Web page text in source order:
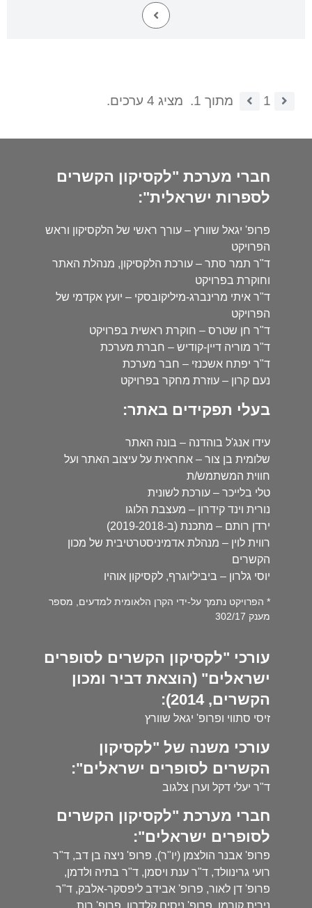
1 מתוך 1. מציג 4 ערכים.
חברי מערכת "לקסיקון הקשרים
לספרות ישראלית":
פרופ' יגאל שוורץ – עורך ראשי של הלקסיקון וראש
הפרויקט
ד"ר תמר סתר – עורכת הלקסיקון, מנהלת האתר
וחוקרת בפרויקט
ד"ר איתי מרינברג-מיליקובסקי – יועץ אקדמי של
הפרויקט
ד"ר חן שטרס – חוקרת ראשית בפרויקט
ד"ר מוריה דיין-קודיש – חברת מערכת
ד"ר יפתח אשכנזי – חבר מערכת
נעם קרון – עוזרת מחקר בפרויקט
בעלי תפקידים באתר:
עידו אנג'ל בוהדנה – בונה האתר
שלומית בן צור – אחראית על עיצוב האתר ועל
חווית המשתמש/ת
טלי בלייכר – עורכת לשונית
נורית וינד קידרון – מעצבת הלוגו
ירדן רותם – מתכנת (ב-2019-2018)
רווית לוין – מנהלת אדמיניסטרטיבית של מכון
הקשרים
יוסי גלרון – ביביליוגרף, לקסיקון אוהיו
* הפרויקט נתמך על-ידי הקרן הלאומית למדעים, מספר
מענק 302/17
עורכי "לקסיקון הקשרים לסופרים
ישראלים" (הוצאת דביר ומכון
הקשרים, 2014):
זיסי סתווי ופרופ' יגאל שוורץ
עורכי משנה של "לקסיקון
הקשרים לסופרים ישראלים":
ד"ר יעלי דקל וערן צלגוב
חברי מערכת "לקסיקון הקשרים
לסופרים ישראלים":
פרופ' אבנר הולצמן (יו"ר), פרופ' ניצה בן דב, ד"ר
רועי גרינוולד, ד"ר ענת ויסמן, ד"ר בתיה ולדמן,
פרופ' דן לאור, פרופ' אבידב ליפסקר-אלבק, ד"ר